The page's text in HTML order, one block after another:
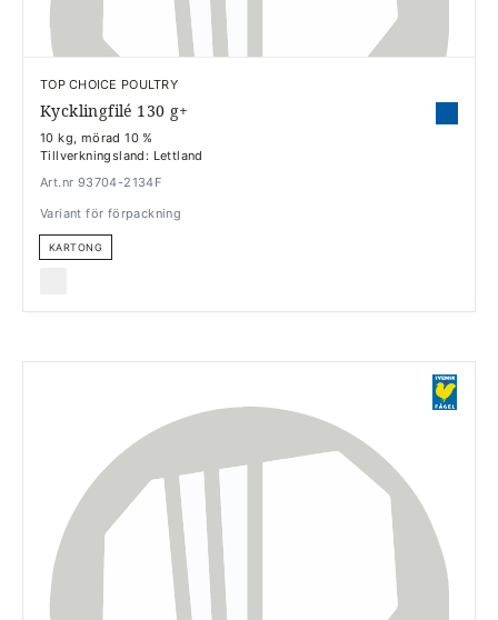
TOP CHOICE POULTRY
Kycklingfilé 130 g+
10 kg, mörad 10 %
Tillverkningsland: Lettland
Art.nr 93704-2134F
Variant för förpackning
KARTONG